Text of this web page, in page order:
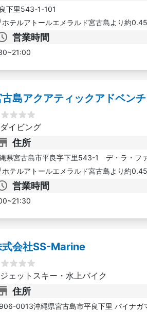
下里543-1-101
ホテルアトールエメラルド宮古島より約
営業時間
島アクアティックアドベン
ダイビング
住所
県宮古島市平良字下里543-1 デ・ラ・フ
ホテルアトールエメラルド宮古島より約
営業時間
式会社SS-Marine
ジェットスキー・水上バイク
住所
0013沖縄県宮古島市平良下里 パイナガ